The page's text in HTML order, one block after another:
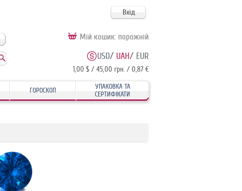
Вхід
Мій кошик: порожній
USD/ UAH/ EUR
1,00 $ / 45,00 грн. / 0,87 €
ГОРОСКОП
УПАКОВКА ТА
СЕРТИФІКАТИ